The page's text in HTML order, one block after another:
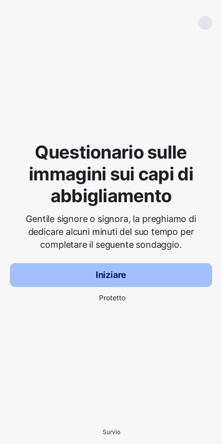
Questionario sulle
immagini sui capi di
abbigliamento
Gentile signore o signora, la preghiamo di
dedicare alcuni minuti del suo tempo per
completare il seguente sondaggio.
Iniziare
Protetto
Survio